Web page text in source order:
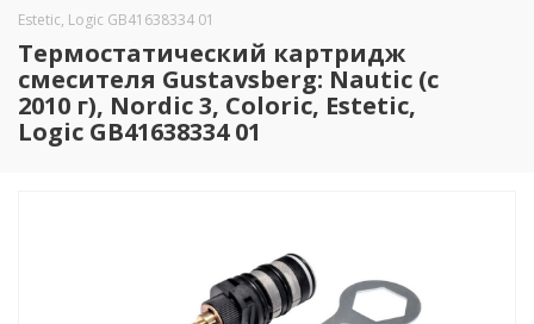
Estetic, Logic GB41638334 01
Термостатический картридж
смесителя Gustavsberg: Nautic (с
2010 г), Nordic 3, Coloric, Estetic,
Logic GB41638334 01